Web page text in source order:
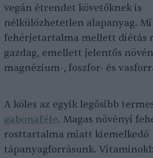
vegán étrendet követőknek is
nélkülözhetetlen alapanyag.
fehérjetartalma mellett diétás
gazdag, emellett jelentős
magnézium-, foszfor- és
A köles az egyik legősibb
gabonaféle. Magas növényi
rosttartalma miatt kiemelkedő
tápanyagforrásunk.